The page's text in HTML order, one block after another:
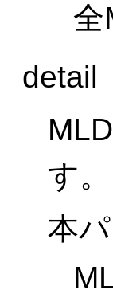
全
detail
す。
本